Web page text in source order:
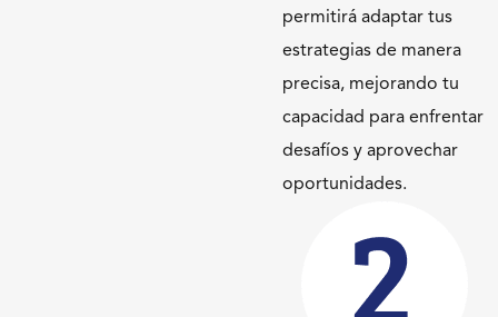
permitirá adaptar tus
estrategias de manera
precisa, mejorando tu
capacidad para enfrentar
desafíos y aprovechar
oportunidades.